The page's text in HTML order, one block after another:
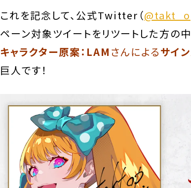
これを記念して、公式Twitter（
ペーン対象ツイートをリツートした方の中
キャラクター原案：LAM さんによるサイ
巨人です！